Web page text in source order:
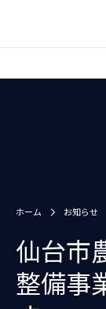
ホーム お知らせ
仙台市
整備事